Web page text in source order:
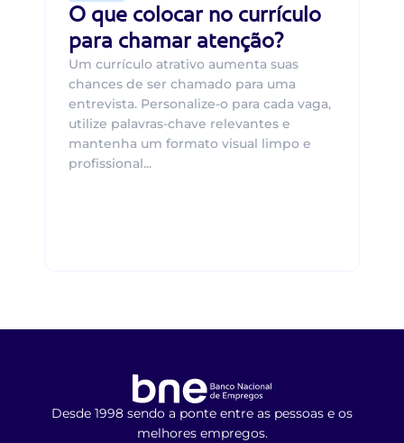
O que colocar no currículo
para chamar atenção?
Um currículo atrativo aumenta suas
chances de ser chamado para uma
entrevista. Personalize-o para cada vaga,
utilize palavras-chave relevantes e
mantenha um formato visual limpo e
profissional...
Desde 1998 sendo a ponte entre as pessoas e os
melhores empregos.